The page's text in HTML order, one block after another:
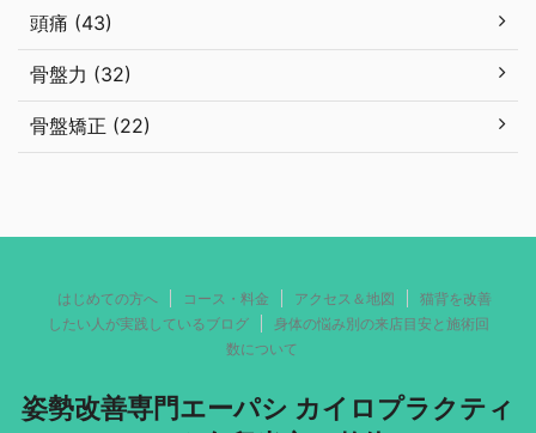
頭痛 (43)
骨盤力 (32)
骨盤矯正 (22)
はじめての方へ コース・料金 アクセス＆地図
猫背を改善
したい人が実践しているブログ
身体の悩み別の来店目安と施術回
数について
姿勢改善専門エーパシ カイロプラクティ